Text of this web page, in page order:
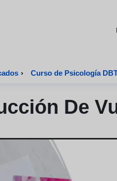
› Curso de Psicología
De